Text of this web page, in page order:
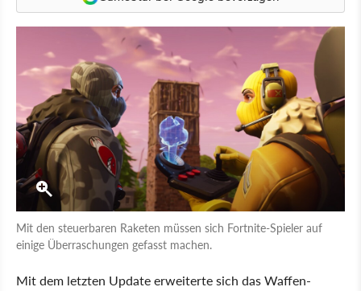
Mit den steuerbaren Raketen müssen sich Fortnite-Spieler auf
einige Überraschungen gefasst machen.
Mit dem letzten Update erweiterte sich das Waffen-